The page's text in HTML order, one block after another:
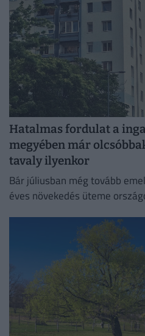
Hatalmas fordulat a
megyében már
tavaly ilyenkor
Bár júliusban még tovább
éves növekedés üteme